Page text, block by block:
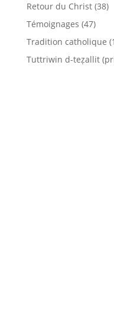
Retour du Christ(38)
Témoignages (47)
Tradition catholique
Tuttriwin d-teẓallit